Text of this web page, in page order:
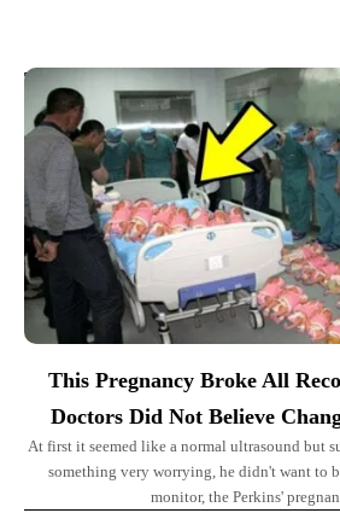
Top Picks for You
This Pregnancy Broke All
Doctors Did Not Believe
At first it seemed like a normal ultrasound but
something very worrying, he didn't want to
monitor, the Perkins'